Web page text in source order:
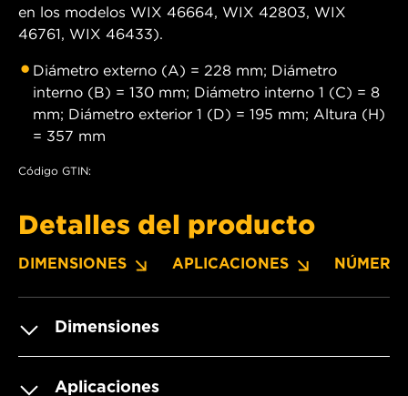
en los modelos WIX 46664, WIX 42803, WIX
46761, WIX 46433).
Diámetro externo (A) = 228 mm; Diámetro
interno (B) = 130 mm; Diámetro interno 1 (C) = 8
mm; Diámetro exterior 1 (D) = 195 mm; Altura (H)
= 357 mm
Código GTIN:
Detalles del producto
DIMENSIONES APLICACIONES
Dimensiones
Aplicaciones